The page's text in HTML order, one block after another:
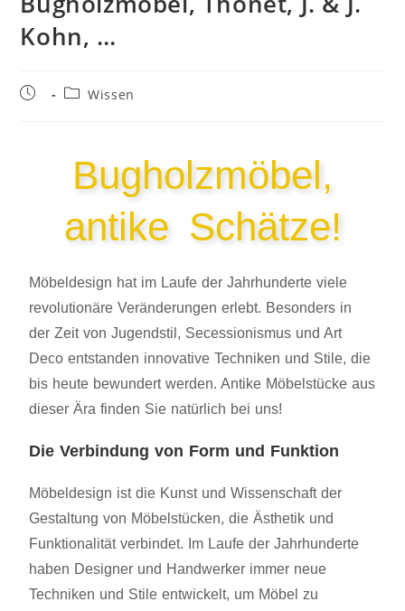
Kohn, …
Wissen
Bugholzmöbel,
antike Schätze!
Möbeldesign hat im Laufe der Jahrhunderte viele
revolutionäre Veränderungen erlebt. Besonders in
der Zeit von Jugendstil, Secessionismus und Art
Deco entstanden innovative Techniken und Stile, die
bis heute bewundert werden. Antike Möbelstücke aus
dieser Ära finden Sie natürlich bei uns!
Die Verbindung von Form und Funktion
Möbeldesign ist die Kunst und Wissenschaft der
Gestaltung von Möbelstücken, die Ästhetik und
Funktionalität verbindet. Im Laufe der Jahrhunderte
haben Designer und Handwerker immer neue
Techniken und Stile entwickelt, um Möbel zu